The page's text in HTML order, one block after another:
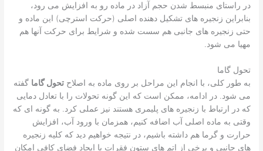
در راستای منبسط شدن حجم آزاد در ماده رو به افزایش می رود،
بنابراین زنجیره های تشکیل دهنده اصلی (حرکت استرچی) این ماده و
حتی زنجیره های جانبی هم سست شده و شرایط برای حرکت آنها هم
مهیا می شود.
تحول گاما
به طور کلی، با انجام این مراحل بر روی ماده به اصلاحتحول گاما گفته
می شود. در ادامه، ممکن است که این گونه تحولات را با تعادل دمایی
که در ارتباط با زنجیره های پلیمری هستند نیز عملی کرد. به گونه ای که
وقتی به ماده اصلی آب اضافه کنیم، همزمان با ورود آب، افزایش
حرارت و گرما هم داشته باشیم، در نتیجه خواهیم دید که کلیه زنجیره
های جانبی و برخی از اتم های ستون فقرات با ایجاد فضای کافی امکان